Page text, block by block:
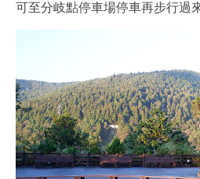
可至分岐點停車場停車再步行過來